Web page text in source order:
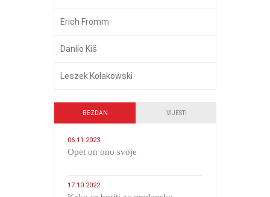
Erich Fromm
Danilo Kiš
Leszek Kołakowski
BEZDAN VIJESTI
06.11.2023
​Opet on ono svoje
17.10.2022